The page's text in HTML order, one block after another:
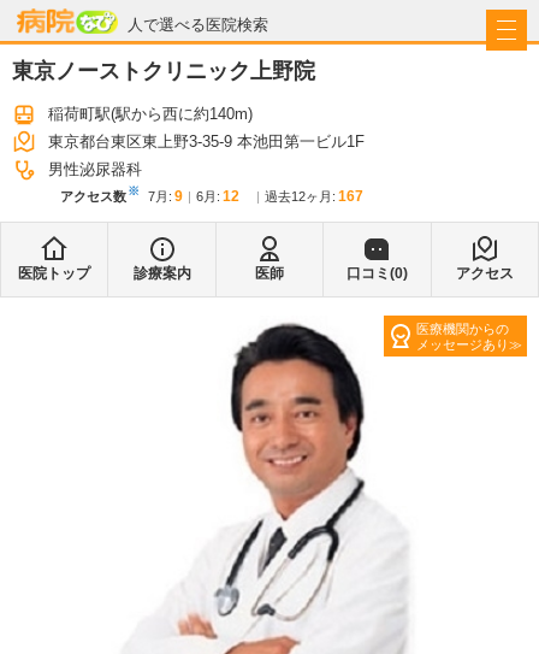
人で選べる医院検索
病院なび
東京ノーストクリニック上野院
稲荷町駅(駅から西に約140m)
東京都台東区東上野3-35-9 本池田第一ビル1F
男性泌尿器科
アクセス数※ 7月 : 9 6月 : 12 過去12ヶ月: 167
医院トップ 診療案内 医師 口コミ(0) アクセス
医療機関からの
メッセージあり